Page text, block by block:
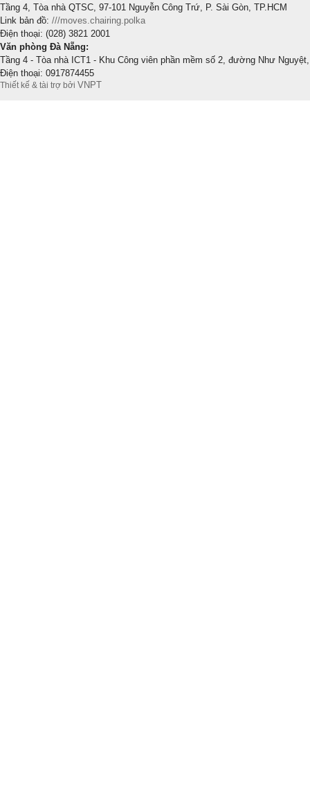
Tầng 4, Tòa nhà QTSC, 97-101 Nguyễn Công Trứ, P. Sài Gòn, TP.HCM
Link bản đồ: ///moves.chairing.polka
Điện thoại: (028) 3821 2001
Văn phòng Đà Nẵng:
Tầng 4 - Tòa nhà ICT1 - Khu Công viên phần mềm số 2, đường Như
Điện thoại: 0917874455
Thiết kế & tài trợ bởi VNPT